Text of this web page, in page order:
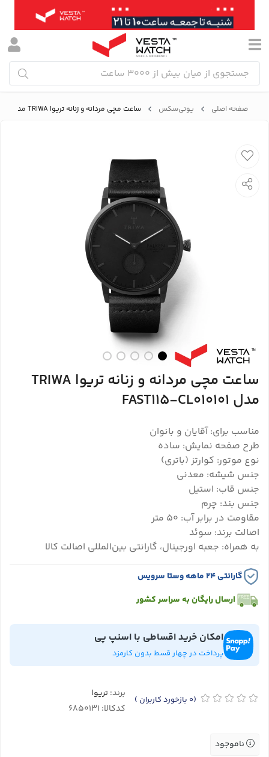
صفحه اصلی یونی‌سکس ساعت مچی مردانه و زنانه تریوا TRIWA مدل FAST115-CL010101
ساعت مچی مردانه و زنانه تریوا TRIWA
مدل FAST115-CL010101
مناسب برای: آقایان و بانوان
طرح صفحه نمایش: ساده
نوع موتور: کوارتز (باتری)
جنس شیشه: معدنی
جنس قاب: استیل
جنس بند: چرم
مقاومت در برابر آب: 50 متر
اصالت برند: سوئد
به همراه: جعبه اورجینال، گارانتی بین‌المللی اصالت کالا
گارانتی ۲۴ ماهه وستا سرویس
ارسال رایگان به سراسر کشور
امکان خرید اقساطی با اسنپ پی
پرداخت در چهار قسط بدون کارمزد
(0 بازخورد کاربران ) برند:تریوا
کدکالا:
ناموجود